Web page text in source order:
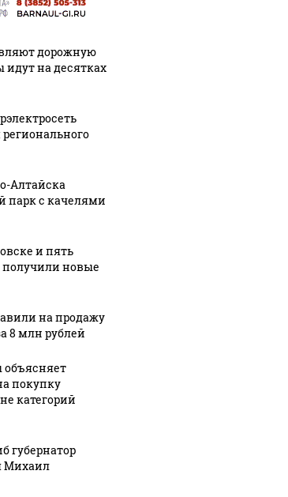
дорожную
идут на десятках
Алтайска
парк с качелями
и пять
новые
на продажу
8 млн рублей
покупку
категорий
губернатор
Михаил